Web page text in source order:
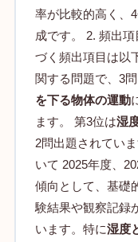
率が比較的高く、
成です。 2. 頻出
づく頻出項目は以
関する問題で、3
を下る物体の運動
ます。 第3位は湿
2問出題されてい
いて 2025年度、
傾向として、基礎
験結果や観察記録
います。特に湿度